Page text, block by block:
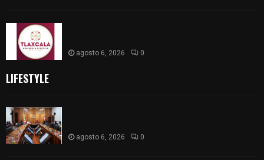
agosto 6, 2026 0
LIFESTYLE
agosto 6, 2026 0